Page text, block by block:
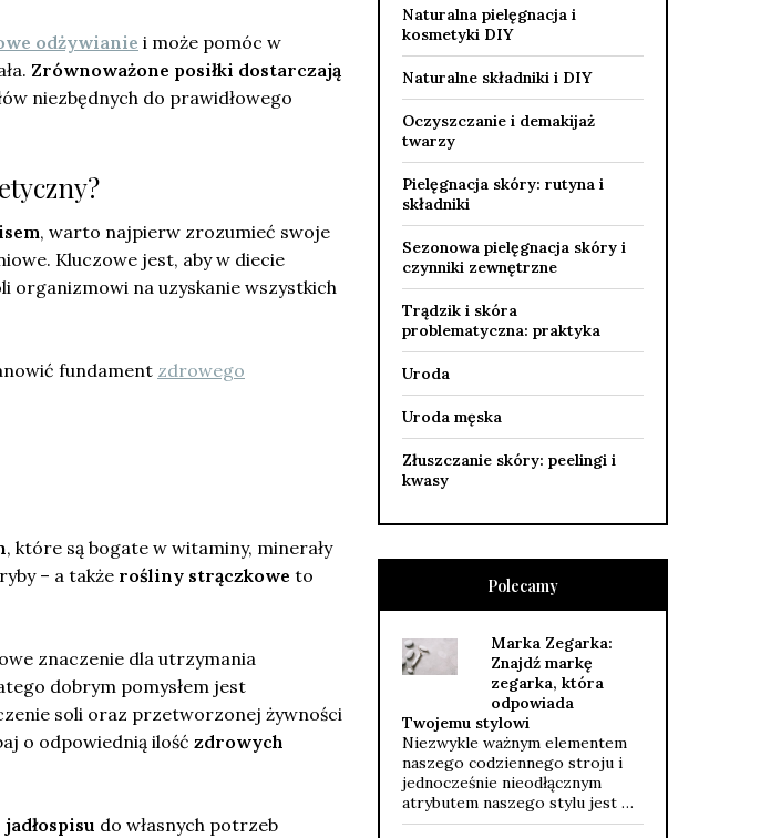
odżywianie i może pomóc w
Zrównoważone posiłki dostarczają
niezbędnych do prawidłowego
, warto najpierw zrozumieć swoje
Kluczowe jest, aby w diecie
organizmowi na uzyskanie wszystkich
fundament zdrowego
, które są bogate w witaminy, minerały
– a także rośliny strączkowe to
znaczenie dla utrzymania
dobrym pomysłem jest
soli oraz przetworzonej żywności
o odpowiednią ilość zdrowych
do własnych potrzeb
Naturalna pielęgnacja i
kosmetyki DIY
Naturalne składniki i DIY
Oczyszczanie i demakijaż
twarzy
Pielęgnacja skóry: rutyna i
składniki
Sezonowa pielęgnacja skóry i
czynniki zewnętrzne
Trądzik i skóra
problematyczna: praktyka
Uroda
Uroda męska
Złuszczanie skóry: peelingi i
kwasy
Polecamy
Marka Zegarka:
Znajdź markę
zegarka, która
odpowiada
Twojemu stylowi
Niezwykle ważnym elementem
naszego codziennego stroju i
jednocześnie nieodłącznym
atrybutem naszego stylu jest …